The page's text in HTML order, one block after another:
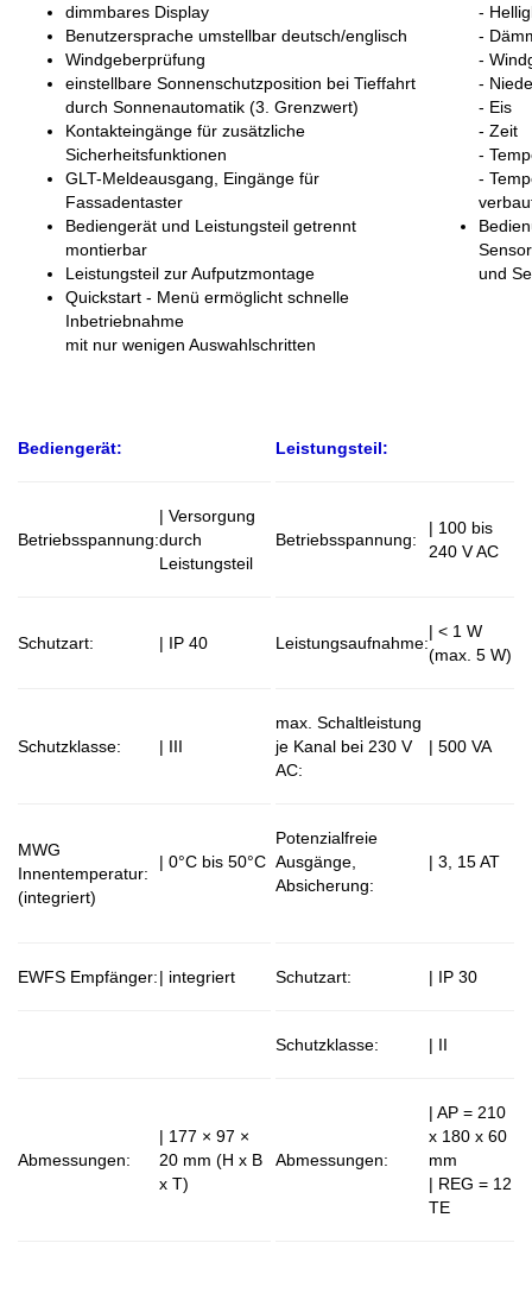
dimmbares Display
Benutzersprache umstellbar deutsch/englisch
Windgeberprüfung
einstellbare Sonnenschutzposition bei Tieffahrt
durch Sonnenautomatik (3. Grenzwert)
Kontakteingänge für zusätzliche
Sicherheitsfunktionen
GLT-Meldeausgang, Eingänge für
Fassadentaster
Bediengerät und Leistungsteil getrennt
montierbar
Leistungsteil zur Aufputzmontage
Quickstart - Menü ermöglicht schnelle
Inbetriebnahme
mit nur wenigen Auswahlschritten
-
-
-
-
- Eis
- Zeit
-
-
und
Bediengerät: Leistungsteil:
Betriebsspannung:
| Versorgung
durch
Leistungsteil
Betriebsspannung:
| 100 bis
240 V AC
Schutzart: | IP 40 Leistungsaufnahme:
| < 1 W
(max. 5 W)
Schutzklasse: | III
max. Schaltleistung
je Kanal bei 230 V
AC:
| 500 VA
MWG
Innentemperatur:
(integriert)
| 0°C bis 50°C
Potenzialfreie
Ausgänge,
Absicherung:
| 3, 15 AT
EWFS Empfänger:| integriert Schutzart: | IP 30
Schutzklasse: | II
Abmessungen:
| 177 × 97 ×
20 mm (H x B
x T)
Abmessungen:
| AP = 210
x 180 x 60
mm
| REG = 12
TE